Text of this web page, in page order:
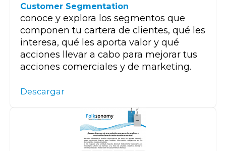
Customer Segmentation
conoce y explora los segmentos que
componen tu cartera de clientes, qué les
interesa, qué les aporta valor y qué
acciones llevar a cabo para mejorar tus
acciones comerciales y de marketing.
Descargar